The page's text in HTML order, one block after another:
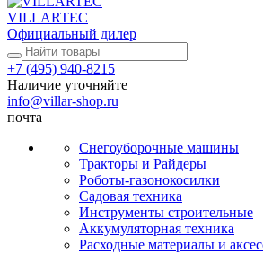
VILLARTEC
Официальный дилер
+7 (495) 940-8215
Наличие уточняйте
info@villar-shop.ru
почта
Снегоуборочные машины
Тракторы и Райдеры
Роботы-газонокосилки
Садовая техника
Инструменты строительные
Аккумуляторная техника
Расходные материалы и